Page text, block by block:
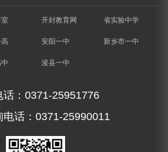
开封教育网 省实验中学
安阳一中 新乡市一中
浚县一中
话：0371-25951776
电话：0371-25990011